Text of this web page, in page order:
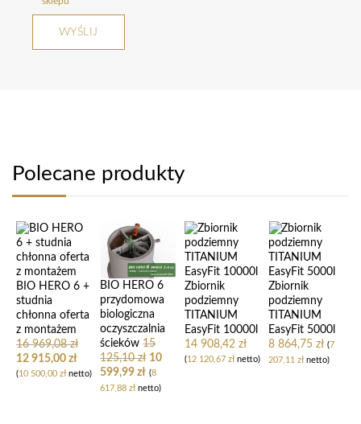
Polecane produkty
BIO HERO 6 +
studnia
chłonna oferta
z montażem
16 969,08zł
12 915,00 zł
(10 500,00 złnetto)
BIO HERO 6
przydomowa
biologiczna
oczyszczalnia
ścieków 15
125,10zł 10
599,99zł (8
617,88złnetto)
Zbiornik
podziemny
TITANIUM
EasyFit 10000l
14 908,42 zł
(12 120,67 złnetto)
Zbiornik
podziemny
TITANIUM
EasyFit 5000l
8 864,75zł (7
207,11złnetto)